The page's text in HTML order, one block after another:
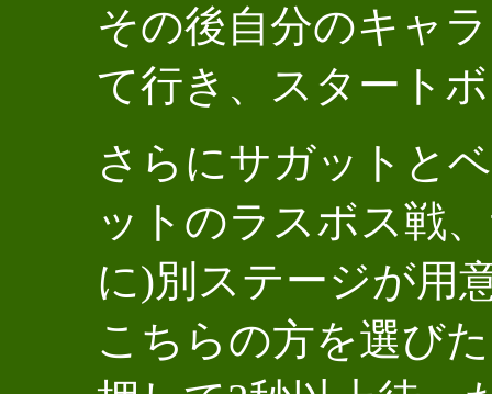
その後自分のキャ
て行き、スタート
さらにサガットと
ットのラスボス戦
に)別ステージが用
こちらの方を選び